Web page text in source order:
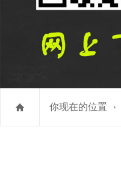
你现在的位置